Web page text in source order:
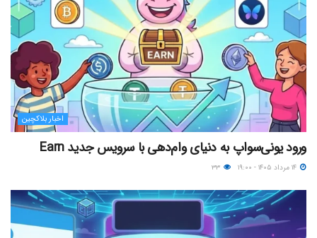
اخبار بلاکچین
ورود یونی‌سواپ به دنیای وام‌دهی با سرویس جدید Earn